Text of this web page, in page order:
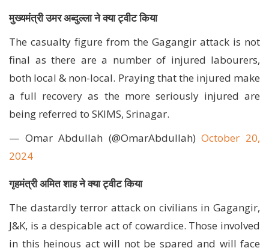
मुख्यमंत्री उमर अब्दुल्ला ने क्या ट्वीट किया
The casualty figure from the Gagangir attack is not
final as there are a number of injured labourers,
both local & non-local. Praying that the injured make
a full recovery as the more seriously injured are
being referred to SKIMS, Srinagar.
— Omar Abdullah (@OmarAbdullah)October 20,
2024
गृहमंत्री अमित शाह ने क्या ट्वीट किया
The dastardly terror attack on civilians in Gagangir,
J&K, is a despicable act of cowardice. Those involved
in this heinous act will not be spared and will face